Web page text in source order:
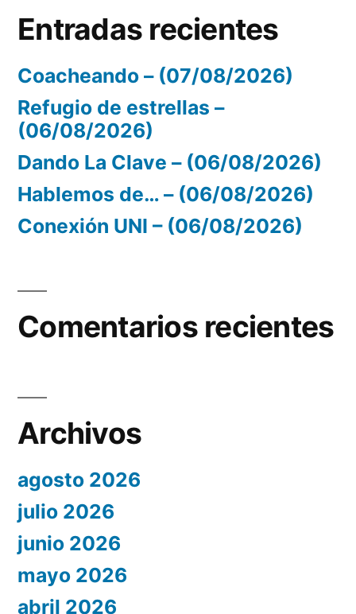
Entradas recientes
Coacheando – (07/08/2026)
Refugio de estrellas –
(06/08/2026)
Dando La Clave – (06/08/2026)
Hablemos de… – (06/08/2026)
Conexión UNI – (06/08/2026)
Comentarios recientes
Archivos
agosto 2026
julio 2026
junio 2026
mayo 2026
abril 2026